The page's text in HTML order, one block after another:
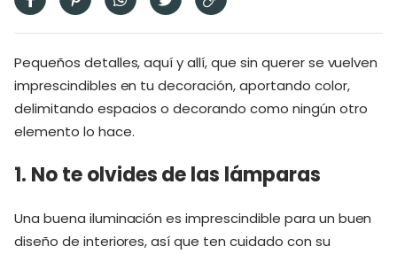
Pequeños detalles, aquí y allí, que sin querer se vuelven
imprescindibles en tu decoración, aportando color,
delimitando espacios o decorando como ningún otro
elemento lo hace.
1. No te olvides de las lámparas
Una buena iluminación es imprescindible para un buen
diseño de interiores, así que ten cuidado con su